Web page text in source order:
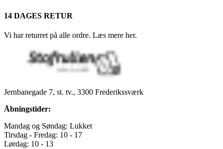
14 DAGES RETUR
Vi har returret på alle ordre. Læs mere her.
Jernbanegade 7, st. tv., 3300 Frederikssværk
Åbningstider:
Mandag og Søndag: Lukket
Tirsdag - Fredag: 10 - 17
Lørdag: 10 - 13